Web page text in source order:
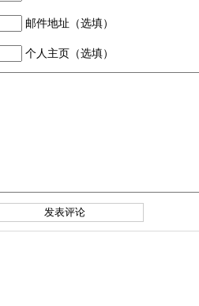
邮件地址（选填）
个人主页（选填）